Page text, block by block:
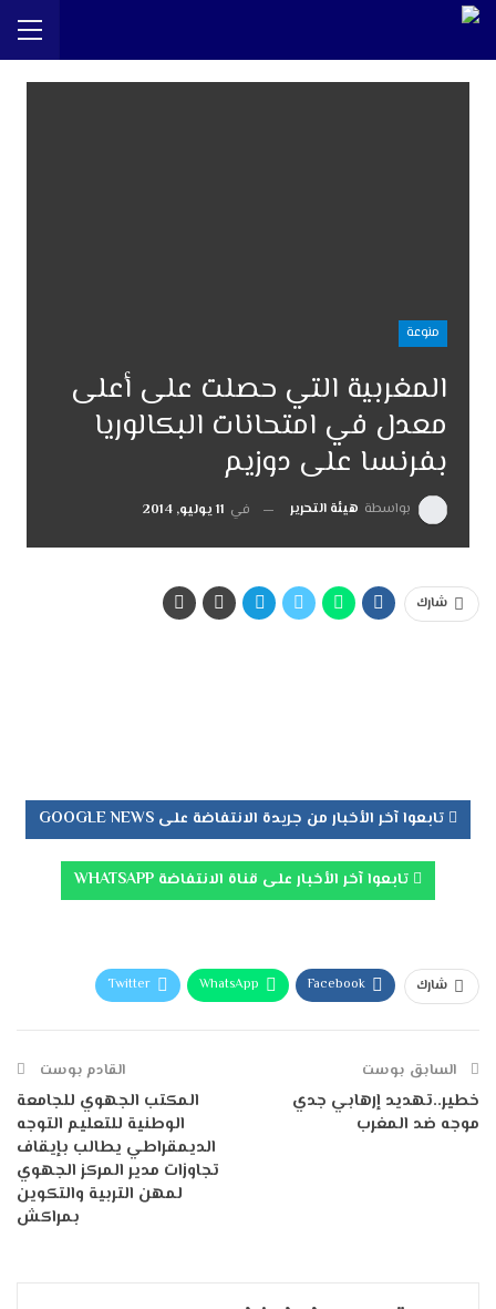
منوعة
المغربية التي حصلت على أعلى
معدل في امتحانات البكالوريا
بفرنسا على دوزيم‎
بواسطة هيئة التحرير في 11 يوليو, 2014
شارك
تابعوا آخر الأخبار من جريدة الانتفاضة على GOOGLE NEWS
تابعوا آخر الأخبار على قناة الانتفاضة WHATSAPP
شارك Facebook
WhatsApp
Twitter
السابق بوست
خطير..تهديد إرهابي جدي
موجه ضد المغرب‎
القادم بوست
المكتب الجهوي للجامعة
الوطنية للتعليم التوجه
الديمقراطي يطالب بإيقاف
تجاوزات مدير المركز الجهوي
لمهن التربية والتكوين
بمراكش